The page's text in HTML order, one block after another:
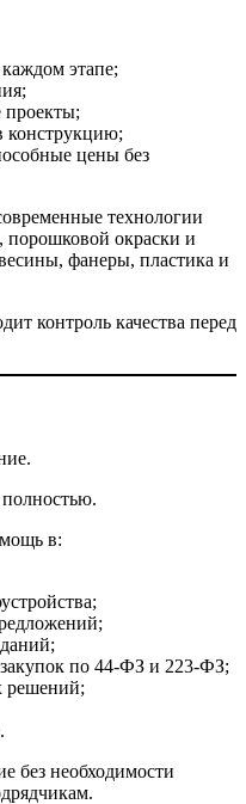
этапе;
проекты;
конструкцию;
цены без
технологии
порошковой окраски и
фанеры, пластика и
контроль качества перед
в:
по 44-ФЗ и 223-ФЗ;
решений;
без необходимости